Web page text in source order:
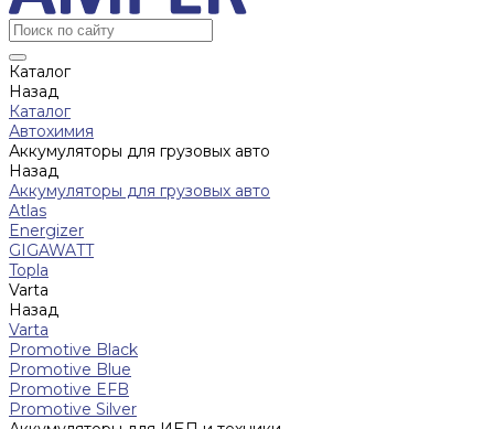
Каталог
Назад
Каталог
Автохимия
Аккумуляторы для грузовых авто
Назад
Аккумуляторы для грузовых авто
Atlas
Energizer
GIGAWATT
Topla
Varta
Назад
Varta
Promotive Black
Promotive Blue
Promotive EFB
Promotive Silver